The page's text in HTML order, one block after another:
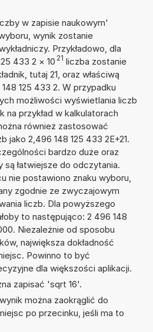
w zapisie naukowym'
wynik zostanie
Przykładowo, dla
433 2 × 10 21 liczba zostanie
tutaj 21, oraz właściwą
125 433 2. W przypadku
możliwości wyświetlania liczb
na przykład w kalkulatorach
również zastosować
jako 2,496 148 125 433 2E+21.
bardzo duże oraz
są łatwiejsze do odczytania.
nie postawiono znaku wyboru,
zgodnie ze zwyczajowym
liczb. Dla powyższego
to następująco: 2 496 148
Niezależnie od sposobu
największa dokładność
Powinno to być
dla większości aplikacji.
zapisać 'sqrt 16'.
można zaokrąglić do
po przecinku, jeśli ma to